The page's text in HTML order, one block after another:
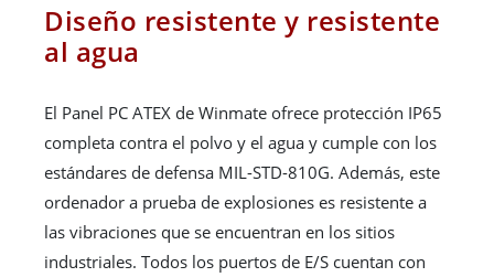
Diseño resistente y resistente
al agua
El Panel PC ATEX de Winmate ofrece protección IP65
completa contra el polvo y el agua y cumple con los
estándares de defensa MIL-STD-810G. Además, este
ordenador a prueba de explosiones es resistente a
las vibraciones que se encuentran en los sitios
industriales. Todos los puertos de E/S cuentan con